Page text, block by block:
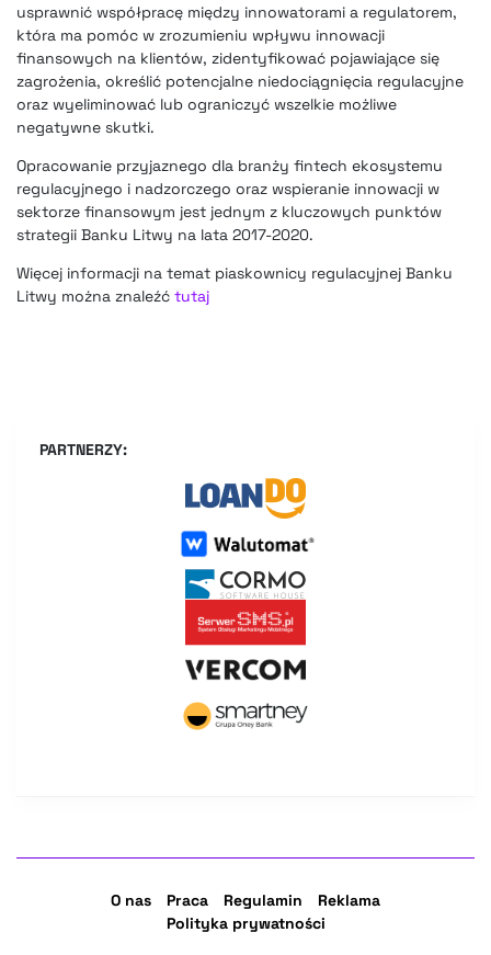
usprawnić współpracę między innowatorami a regulatorem,
która ma pomóc w zrozumieniu wpływu innowacji
finansowych na klientów, zidentyfikować pojawiające się
zagrożenia, określić potencjalne niedociągnięcia regulacyjne
oraz wyeliminować lub ograniczyć wszelkie możliwe
negatywne skutki.
Opracowanie przyjaznego dla branży fintech ekosystemu
regulacyjnego i nadzorczego oraz wspieranie innowacji w
sektorze finansowym jest jednym z kluczowych punktów
strategii Banku Litwy na lata 2017-2020.
Więcej informacji na temat piaskownicy regulacyjnej Banku
Litwy można znaleźć tutaj
PARTNERZY:
O nas Praca Regulamin
Reklama
Polityka prywatności